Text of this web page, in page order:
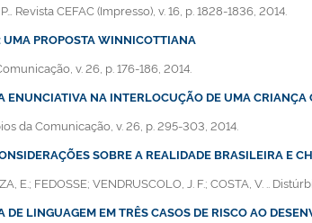
Revista CEFAC (Impresso), v. 16, p. 1828-1836, 2014.
PROPOSTA WINNICOTTIANA
v. 26, p. 176-186, 2014.
ENUNCIATIVA NA INTERLOCUÇÃO DE UMA CRIANÇA
da Comunicação, v. 26, p. 295-303, 2014.
SOBRE A REALIDADE BRASILEIRA E
E.; FEDOSSE; VENDRUSCOLO, J. F.; COSTA, V. ..
DE LINGUAGEM EM TRÊS CASOS DE RISCO AO